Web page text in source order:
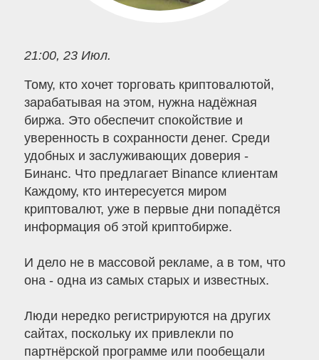
21:00, 23 Июл.
Тому, кто хочет торговать криптовалютой,
зарабатывая на этом, нужна надёжная
биржа. Это обеспечит спокойствие и
уверенность в сохранности денег. Среди
удобных и заслуживающих доверия -
Бинанс. Что предлагает Binance клиентам
Каждому, кто интересуется миром
криптовалют, уже в первые дни попадётся
информация об этой криптобирже.
И дело не в массовой рекламе, а в том, что
она - одна из самых старых и известных.
Люди нередко регистрируются на других
сайтах, поскольку их привлекли по
партнёрской программе или пообещали